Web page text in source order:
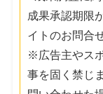
成果承認期限
イトのお問合
※広告主やス
事を固く禁じ